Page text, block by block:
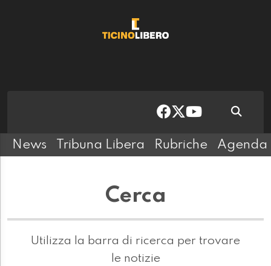
News Tribuna Libera Rubriche Agenda
Cerca
Utilizza la barra di ricerca per trovare
le notizie